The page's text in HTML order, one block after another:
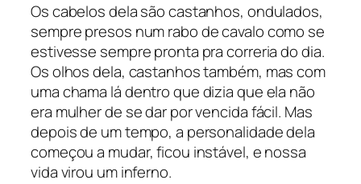
Os cabelos dela são castanhos, ondulados,
sempre presos num rabo de cavalo como se
estivesse sempre pronta pra correria do dia.
Os olhos dela, castanhos também, mas com
uma chama lá dentro que dizia que ela não
era mulher de se dar por vencida fácil. Mas
depois de um tempo, a personalidade dela
começou a mudar, ficou instável, e nossa
vida virou um inferno.